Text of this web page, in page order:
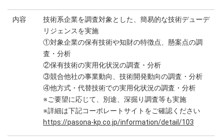
内容
技術系企業を調査対象とした、簡易的な技術デューデ
リジェンスを実施
①対象企業の保有技術や知財の特徴点、懸案点の調
査・分析
②保有技術の実用化状況の調査・分析
③競合他社の事業動向、技術開発動向の調査・分析
④他方式・代替技術での実用化状況の調査・分析
※ご要望に応じて、別途、深掘り調査等も実施
※詳細は下記コーポレートサイトをご確認ください
https://pasona-kp.co.jp/information/detail/103